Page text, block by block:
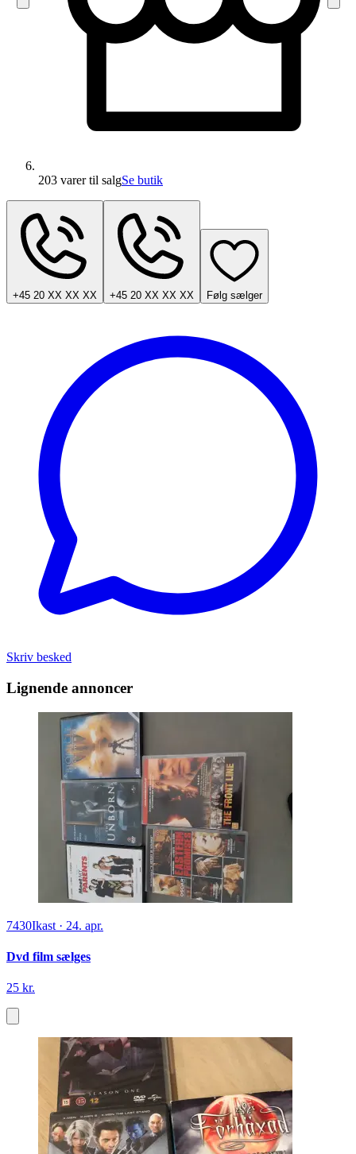
203 varertil salgSe butik
+45 20 XX XX XX +45 20 XX XX XX Følg sælger
Skriv besked
Lignende annoncer
7430Ikast · 24. apr.
Dvd film sælges
25 kr.